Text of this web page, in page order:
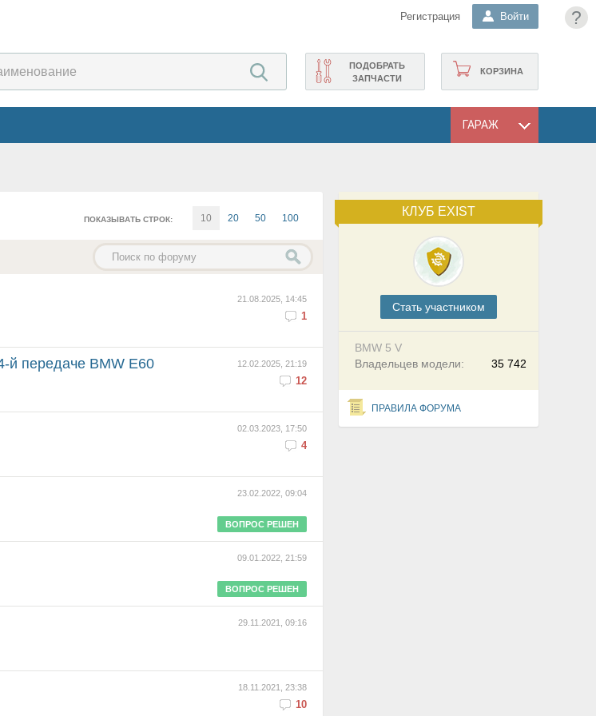
?
Регистрация Войти
КОРЗИНА
ПОДОБРАТЬ
ЗАПЧАСТИ
ГАРАЖ
КЛУБ EXIST
Cтать участником
BMW 5 V
35 742
Владельцев модели:
ПРАВИЛА ФОРУМА
ПОКАЗЫВАТЬ СТРОК: 10 20 50 100
21.08.2025, 14:45
1
12.02.2025, 21:19
12
й передаче BMW E60
02.03.2023, 17:50
4
23.02.2022, 09:04
ВОПРОС РЕШЕН
09.01.2022, 21:59
ВОПРОС РЕШЕН
29.11.2021, 09:16
18.11.2021, 23:38
10